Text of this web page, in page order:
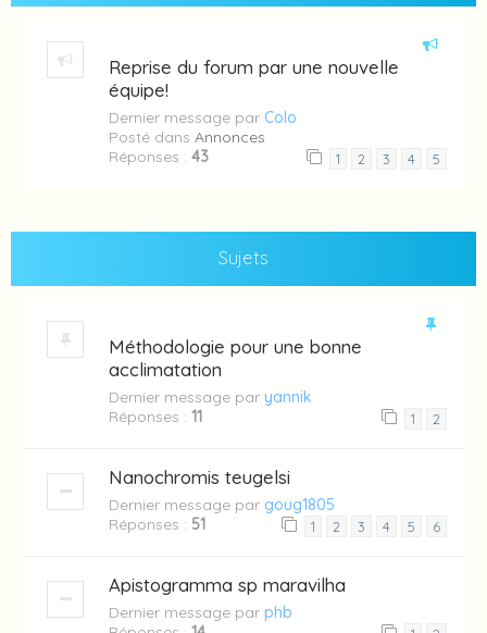
Reprise du forum par une nouvelle
équipe!
Dernier message par Colo
Posté dans Annonces
Réponses : 43 1 2 3 4 5
Sujets
Méthodologie pour une bonne
acclimatation
Dernier message par yannik
Réponses : 11 1 2
Nanochromis teugelsi
Dernier message par goug1805
Réponses : 51 1 2 3 4 5 6
Apistogramma sp maravilha
Dernier message par phb